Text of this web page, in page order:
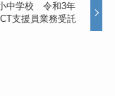
中学校 令和3年
支援員業務受託